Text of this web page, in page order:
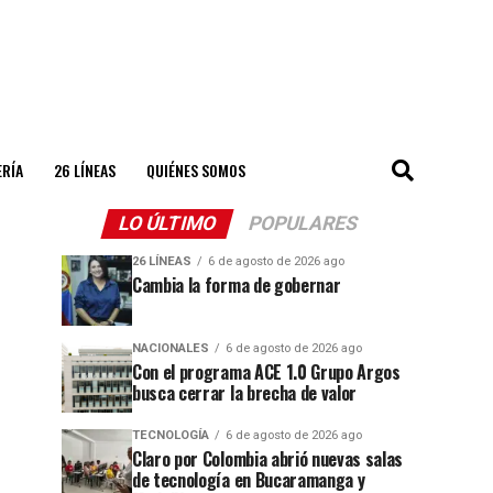
26 LÍNEAS QUIÉNES SOMOS
LO ÚLTIMO POPULARES
26 LÍNEAS 6 de agosto de 2026 ago
Cambia la forma de gobernar
NACIONALES 6 de agosto de 2026 ago
Con el programa ACE 1.0 Grupo Argos
busca cerrar la brecha de valor
TECNOLOGÍA 6 de agosto de 2026 ago
Claro por Colombia abrió nuevas salas
de tecnología en Bucaramanga y